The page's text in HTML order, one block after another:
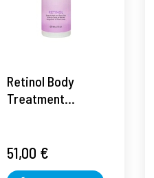
Retinol Body
Treatment
corporal con
retinol 200ml -
51,00 €